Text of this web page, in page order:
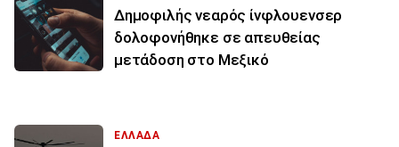
Δημοφιλής νεαρός ίνφλουενσερ
δολοφονήθηκε σε απευθείας
μετάδοση στο Μεξικό
ΕΛΛΑΔΑ